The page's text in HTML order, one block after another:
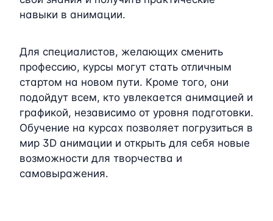
навыки в анимации.
Для специалистов, желающих сменить
профессию, курсы могут стать отличным
стартом на новом пути. Кроме того, они
подойдут всем, кто увлекается анимацией и
графикой, независимо от уровня подготовки.
Обучение на курсах позволяет погрузиться в
мир 3D анимации и открыть для себя новые
возможности для творчества и
самовыражения.